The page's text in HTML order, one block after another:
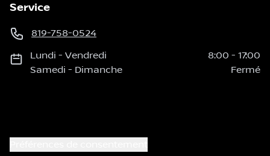
Service
819-758-0524
Lundi -Vendredi 8:00 - 17:00
Samedi - Dimanche Fermé